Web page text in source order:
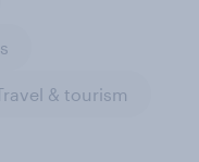
& tourism